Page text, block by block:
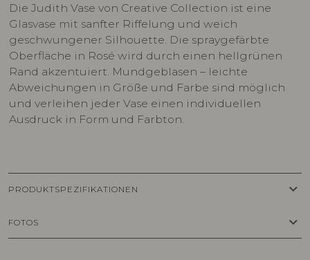
Die Judith Vase von Creative Collection ist eine
Glasvase mit sanfter Riffelung und weich
geschwungener Silhouette. Die spraygefärbte
Oberfläche in Rosé wird durch einen hellgrünen
Rand akzentuiert. Mundgeblasen – leichte
Abweichungen in Größe und Farbe sind möglich
und verleihen jeder Vase einen individuellen
Ausdruck in Form und Farbton.
PRODUKTSPEZIFIKATIONEN keyboard_arrow_down
FOTOS keyboard_arrow_down